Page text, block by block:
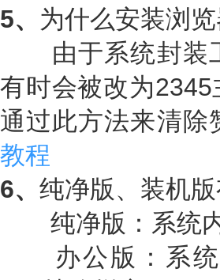
5、 为什么安装浏
由于系统封装工
有时会被改为
通过此方法来清除
教程
6、 纯净版、装机
纯净版：系统内
办公版：系统